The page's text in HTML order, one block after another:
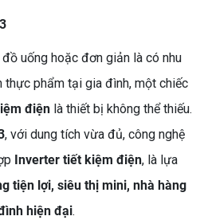
uống hoặc đơn giản là có nhu
phẩm tại gia đình, một chiếc
điện là thiết bị không thể thiếu.
, với dung tích vừa đủ, công nghệ
Inverter tiết kiệm điện, là lựa
tiện lợi, siêu thị mini, nhà hàng
hiện đại.